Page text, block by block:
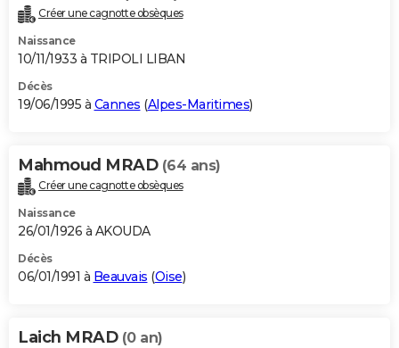
Créer une cagnotte obsèques
Naissance
10/11/1933 à TRIPOLI LIBAN
Décès
19/06/1995 à Cannes (Alpes-Maritimes)
Mahmoud MRAD (64 ans)
Créer une cagnotte obsèques
Naissance
26/01/1926 à AKOUDA
Décès
06/01/1991 à Beauvais (Oise)
Laich MRAD (0 an)